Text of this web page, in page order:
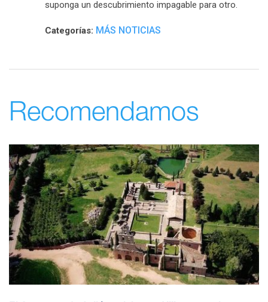
suponga un descubrimiento impagable para otro.
Categorías: MÁS NOTICIAS
Recomendamos